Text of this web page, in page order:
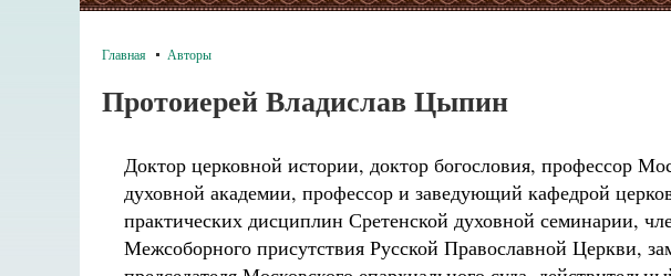
Главная Авторы
Протоиерей Владислав Цыпин
Доктор церковной истории, доктор богословия, профессор
духовной академии, профессор и заведующий кафедрой
практических дисциплин Сретенской духовной семинарии,
Межсоборного присутствия Русской Православной Церкви,